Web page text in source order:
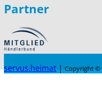
Partner
servus.heimat | Copyright ©